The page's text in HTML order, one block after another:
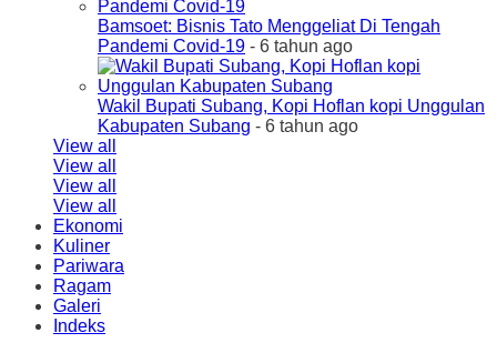
Bamsoet: Bisnis Tato Menggeliat Di Tengah
Pandemi Covid-19 - 6 tahun ago
Wakil Bupati Subang, Kopi Hoflan kopi Unggulan
Kabupaten Subang - 6 tahun ago
View all
View all
View all
View all
Ekonomi
Kuliner
Pariwara
Ragam
Galeri
Indeks